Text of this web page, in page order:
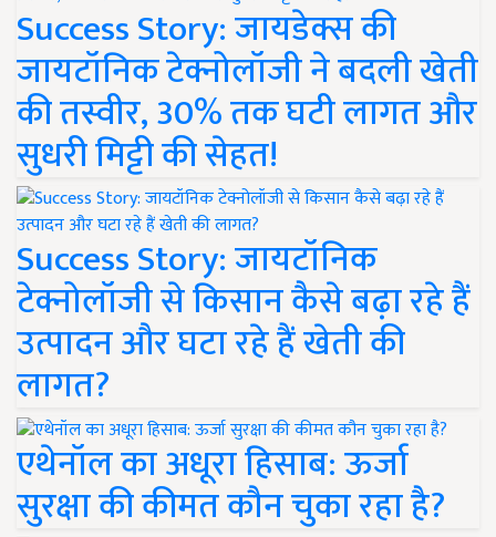
Success Story: जायडेक्स की
जायटॉनिक टेक्नोलॉजी ने बदली खेती
की तस्वीर, 30% तक घटी लागत और
सुधरी मिट्टी की सेहत!
Success Story: जायटॉनिक
टेक्नोलॉजी से किसान कैसे बढ़ा रहे हैं
उत्पादन और घटा रहे हैं खेती की
लागत?
एथेनॉल का अधूरा हिसाब: ऊर्जा
सुरक्षा की कीमत कौन चुका रहा है?